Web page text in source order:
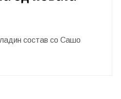
состав со Сашо